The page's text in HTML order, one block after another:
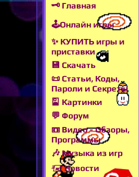
🗝 Главная
🕹Онлайн игры
✨ КУПИТЬ игры и
приставки
💾 Скачать
📜 Статьи, Коды,
Пароли и Секреты
🎴 Картинки
💬 Форум
📼 Видео - Обзоры,
Программы
🎶 Музыка из игр
🖅 Новости